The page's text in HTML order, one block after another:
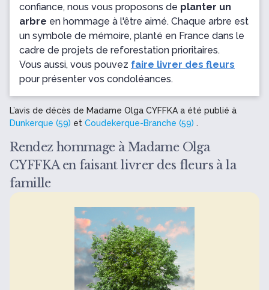
confiance, nous vous proposons de planter un
arbre en hommage à l'être aimé. Chaque arbre est
un symbole de mémoire, planté en France dans le
cadre de projets de reforestation prioritaires.
Vous aussi, vous pouvez faire livrer des fleurs
pour présenter vos condoléances.
L’avis de décès de Madame Olga CYFFKA a été publié à
Dunkerque (59) et Coudekerque-Branche (59) .
Rendez hommage à Madame Olga
CYFFKA en faisant livrer des fleurs à la
famille